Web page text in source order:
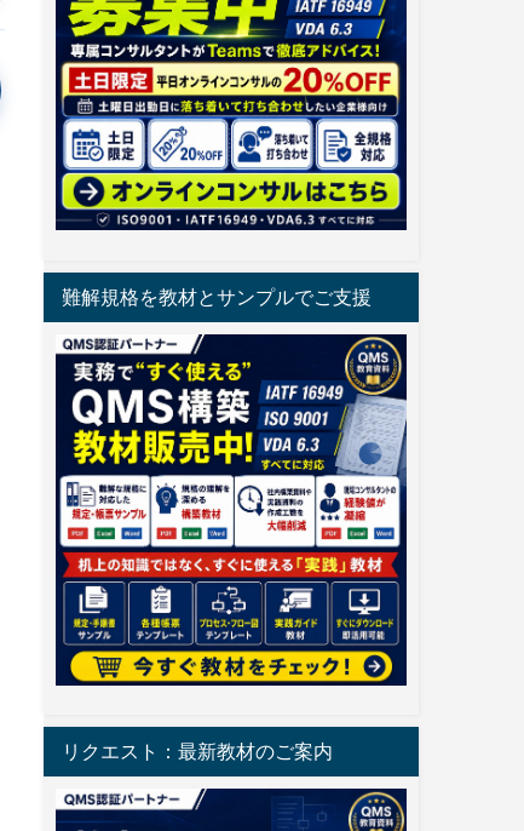
難解規格を教材とサンプルでご支援
リクエスト：最新教材のご案内